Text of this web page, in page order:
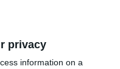
privacy
information on a